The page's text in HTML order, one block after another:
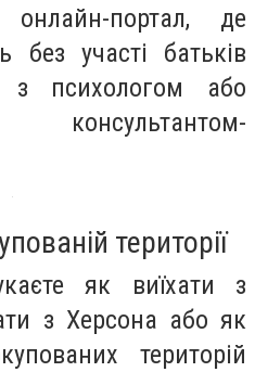
портал, де
без участі батьків
з психологом або
території
як виїхати з
з Херсона або як
територій